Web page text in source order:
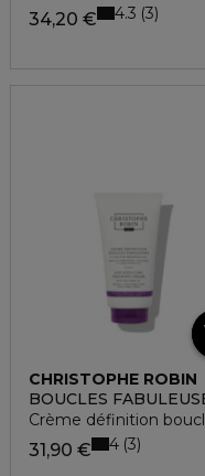
34,20 € 4.3 3
CHRISTOPHE ROBIN
BOUCLES
Crème définition
31,90 € 4 3